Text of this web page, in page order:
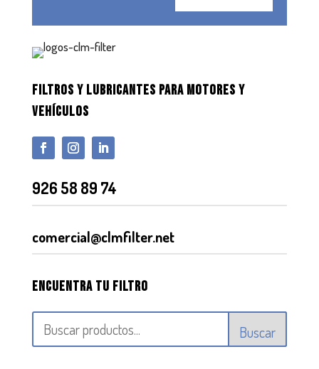
FILTROS Y LUBRICANTES PARA MOTORES Y
VEHÍCULOS
926 58 89 74
comercial@clmfilter.net
Encuentra tu filtro
Buscar